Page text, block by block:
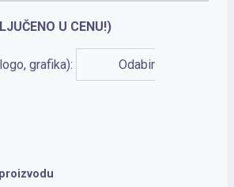
U CENU!)
grafika): Odabir